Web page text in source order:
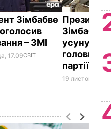
Зімбабве
– ЗМІ
17.09СВІТ
Зімбабве
усунули з
голови
партії
19 листопада,